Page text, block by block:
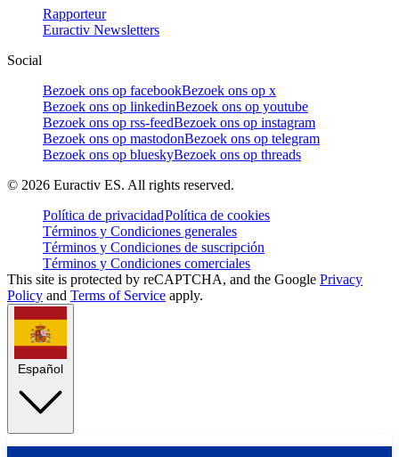
Rapporteur
Euractiv Newsletters
Social
Bezoek ons op facebookBezoek ons op x
Bezoek ons op linkedinBezoek ons op youtube
Bezoek ons op rss-feedBezoek ons op instagram
Bezoek ons op mastodonBezoek ons op telegram
Bezoek ons op blueskyBezoek ons op threads
© 2026 Euractiv ES. All rights reserved.
Política de privacidadPolítica de cookies
Términos y Condiciones generales
Términos y Condiciones de suscripción
Términos y Condiciones comerciales
This site is protected by reCAPTCHA, and the Google Privacy
Policy and Terms of Service apply.
Español